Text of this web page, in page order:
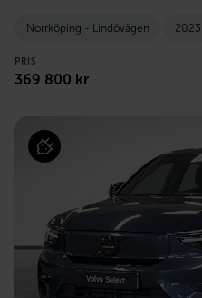
Norrköping - Lindövägen 2023
PRIS
369 800 kr